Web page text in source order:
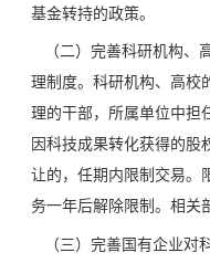
基金转持的政策。
（二）完善科研机构、
理制度。科研机构、高校
理的干部，所属单位中担
因科技成果转化获得的股
让的，任期内限制交易。
务一年后解除限制。相关
（三）完善国有企业对